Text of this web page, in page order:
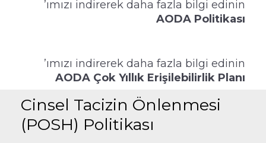
’ımızı indirerek daha fazla bilgi edinin
AODA Politikası
’ımızı indirerek daha fazla bilgi edinin
AODA Çok Yıllık Erişilebilirlik Planı
Cinsel Tacizin Önlenmesi
(POSH) Politikası